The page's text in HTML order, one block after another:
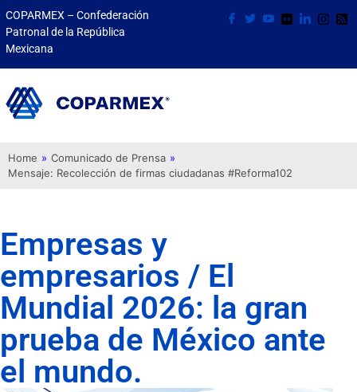
COPARMEX – Confederación
Patronal de la República
Mexicana
Home » Comunicado de Prensa »
Mensaje: Recolección de firmas ciudadanas #Reforma102
Empresas y
empresarios / El
Mundial 2026: la gran
prueba de México ante
el mundo.